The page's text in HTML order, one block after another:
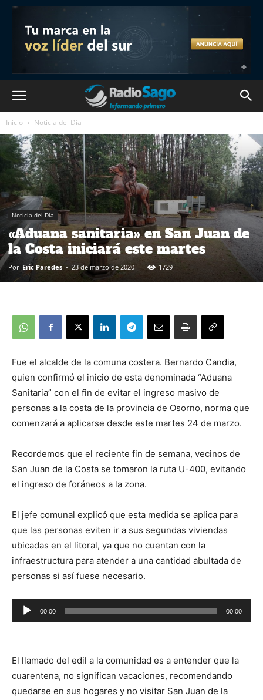
Inicio Noticia del Día
Noticia del Día
«Aduana sanitaria» en San Juan de
la Costa iniciará este martes
Por Eric Paredes - 23 de marzo de 2020 1729
Fue el alcalde de la comuna costera. Bernardo Candia,
quien confirmó el inicio de esta denominada “Aduana
Sanitaria” con el fin de evitar el ingreso masivo de
personas a la costa de la provincia de Osorno, norma que
comenzará a aplicarse desde este martes 24 de marzo.
Recordemos que el reciente fin de semana, vecinos de
San Juan de la Costa se tomaron la ruta U-400, evitando
el ingreso de foráneos a la zona.
El jefe comunal explicó que esta medida se aplica para
que las personas eviten ir a sus segundas viviendas
ubicadas en el litoral, ya que no cuentan con la
infraestructura para atender a una cantidad abultada de
personas si así fuese necesario.
Reproductor
de
00:00 00:00
El llamado del edil a la comunidad es a entender que la
cuarentena, no significan vacaciones, recomendando
quedarse en sus hogares y no visitar San Juan de la